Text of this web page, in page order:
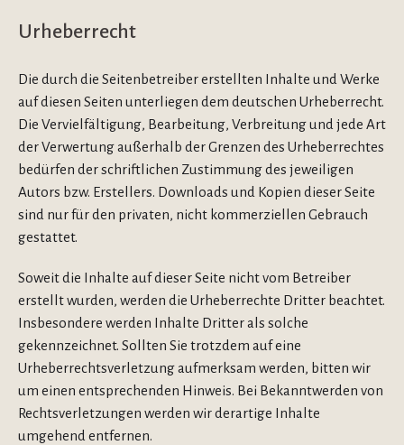
Urheberrecht
Die durch die Seitenbetreiber erstellten Inhalte und Werke
auf diesen Seiten unterliegen dem deutschen Urheberrecht.
Die Vervielfältigung, Bearbeitung, Verbreitung und jede Art
der Verwertung außerhalb der Grenzen des Urheberrechtes
bedürfen der schriftlichen Zustimmung des jeweiligen
Autors bzw. Erstellers. Downloads und Kopien dieser Seite
sind nur für den privaten, nicht kommerziellen Gebrauch
gestattet.
Soweit die Inhalte auf dieser Seite nicht vom Betreiber
erstellt wurden, werden die Urheberrechte Dritter beachtet.
Insbesondere werden Inhalte Dritter als solche
gekennzeichnet. Sollten Sie trotzdem auf eine
Urheberrechtsverletzung aufmerksam werden, bitten wir
um einen entsprechenden Hinweis. Bei Bekanntwerden von
Rechtsverletzungen werden wir derartige Inhalte
umgehend entfernen.